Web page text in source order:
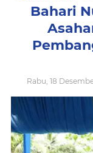
Bahari
Rabu, 18